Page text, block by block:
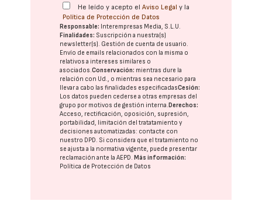
He leído y acepto elAviso Legal y la
Política de Protección de Datos
Responsable: Interempresas Media, S.L.U.
Finalidades: Suscripción a nuestra(s)
newsletter(s). Gestión de cuenta de usuario.
Envío de emails relacionados con la misma o
relativos a intereses similares o
asociados.Conservación: mientras dure la
relación con Ud., o mientras sea necesario para
llevar a cabo las finalidades especificadasCesión:
Los datos pueden cederse a otras empresas del
grupo por motivos de gestión interna. Derechos:
Acceso, rectificación, oposición, supresión,
portabilidad, limitación del tratatamiento y
decisiones automatizadas: contacte con
nuestro DPD. Si considera que el tratamiento no
se ajusta a la normativa vigente, puede presentar
reclamación ante laAEPD. Más información:
Política de Protección de Datos